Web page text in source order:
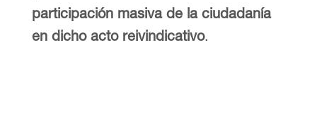
participación masiva de la ciudadanía
en dicho acto reivindicativo.